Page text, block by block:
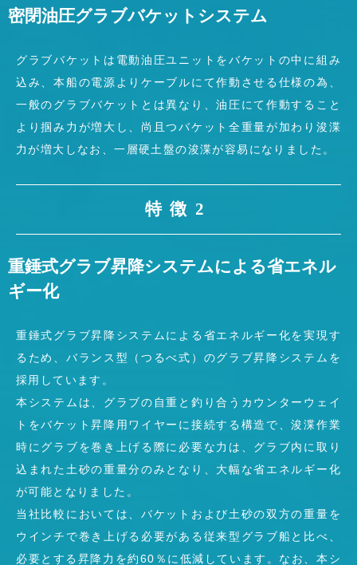
密閉油圧グラブバケットシステム
グラブバケットは電動油圧ユニットをバケットの中に組み
込み、本船の電源よりケーブルにて作動させる仕様の為、
一般のグラブバケットとは異なり、油圧にて作動すること
より掴み力が増大し、尚且つバケット全重量が加わり浚渫
力が増大しなお、一層硬土盤の浚渫が容易になりました。
特徴2
重錘式グラブ昇降システムによる省エネル
ギー化
重錘式グラブ昇降システムによる省エネルギー化を実現す
るため、バランス型（つるべ式）のグラブ昇降システムを
採用しています。
本システムは、グラブの自重と釣り合うカウンターウェイ
トをバケット昇降用ワイヤーに接続する構造で、浚渫作業
時にグラブを巻き上げる際に必要な力は、グラブ内に取り
込まれた土砂の重量分のみとなり、大幅な省エネルギー化
が可能となりました。
当社比較においては、バケットおよび土砂の双方の重量を
ウインチで巻き上げる必要がある従来型グラブ船と比べ、
必要とする昇降力を約60％に低減しています。なお、本シ